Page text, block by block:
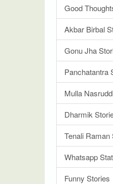
Good
Akbar Birbal
Gonu Jha
Panchatantra
Mulla
Dharmik
Tenali Raman
Whatsapp
Funny Stories